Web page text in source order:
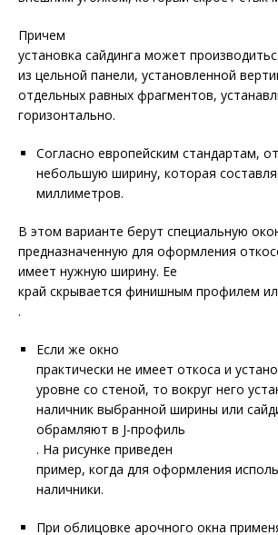
Причем
установка сайдинга может
из цельной панели, установленной
отдельных равных фрагментов,
горизонтально.
Согласно европейским стандартам,
небольшую ширину, которая
миллиметров.
В этом варианте берут специальную
предназначенную для оформления
имеет нужную ширину. Ее
край скрывается финишным профилем
.
Если же окно
практически не имеет откоса и
уровне со стеной, то вокруг него
наличник выбранной ширины или
обрамляют в J-профиль
. На рисунке приведен
пример, когда для оформления
наличники.
При облицовке арочного окна